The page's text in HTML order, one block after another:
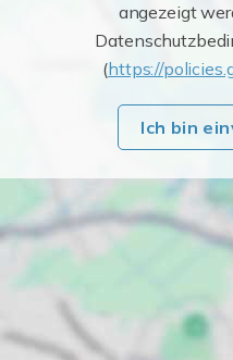
angezeigt
(https://
Ich bin